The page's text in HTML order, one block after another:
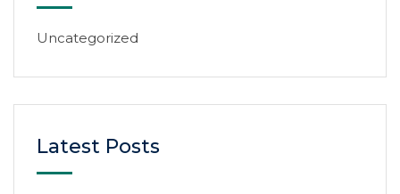
Uncategorized
Latest Posts